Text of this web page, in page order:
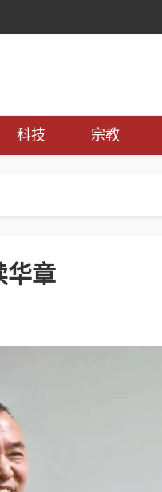
科技 宗教
华章